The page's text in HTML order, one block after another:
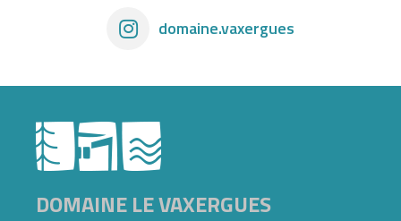
domaine.vaxergues
DOMAINE LE VAXERGUES